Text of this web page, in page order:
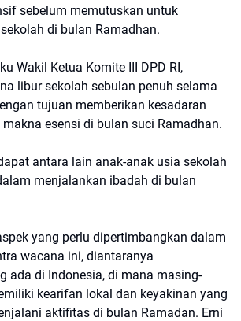
sebelum memutuskan untuk
di bulan Ramadhan.
Wakil Ketua Komite III DPD RI,
libur sekolah sebulan penuh selama
tujuan memberikan kesadaran
esensi di bulan suci Ramadhan.
antara lain anak-anak usia sekolah
menjalankan ibadah di bulan
yang perlu dipertimbangkan dalam
wacana ini, diantaranya
ada di Indonesia, di mana masing-
kearifan lokal dan keyakinan yang
aktifitas di bulan Ramadan. Erni